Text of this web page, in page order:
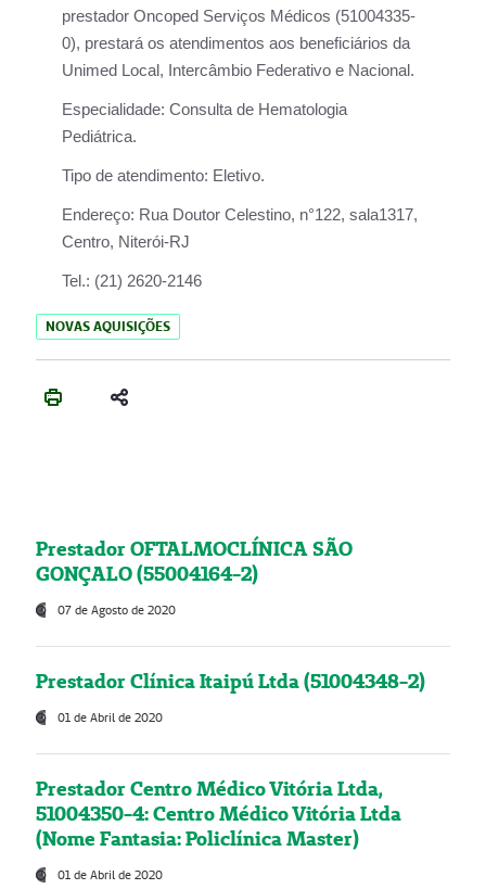
prestador Oncoped Serviços Médicos (51004335-
0), prestará os atendimentos aos beneficiários da
Unimed Local, Intercâmbio Federativo e Nacional.
Especialidade: Consulta de Hematologia
Pediátrica.
Tipo de atendimento: Eletivo.
Endereço: Rua Doutor Celestino, n°122, sala1317,
Centro, Niterói-RJ
Tel.: (21) 2620-2146
NOVAS AQUISIÇÕES
Prestador OFTALMOCLÍNICA SÃO
GONÇALO (55004164-2)
07 de Agosto de 2020
Prestador Clínica Itaipú Ltda (51004348-2)
01 de Abril de 2020
Prestador Centro Médico Vitória Ltda,
51004350-4: Centro Médico Vitória Ltda
(Nome Fantasia: Policlínica Master)
01 de Abril de 2020